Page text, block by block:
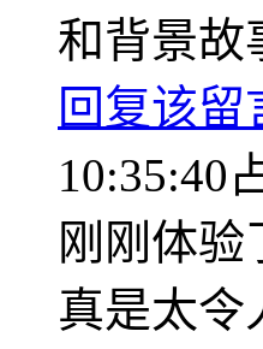
和背景故
回复该留
10:35:40
刚刚体
真是太令